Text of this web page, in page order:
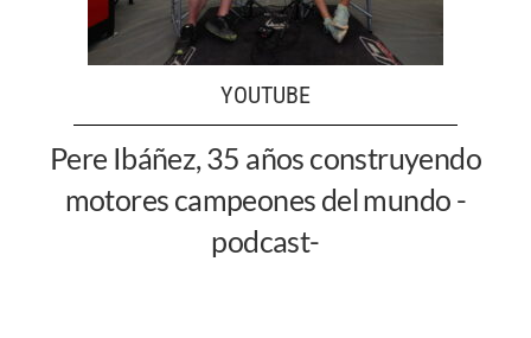
YOUTUBE
Pere Ibáñez, 35 años construyendo
motores campeones del mundo -
podcast-